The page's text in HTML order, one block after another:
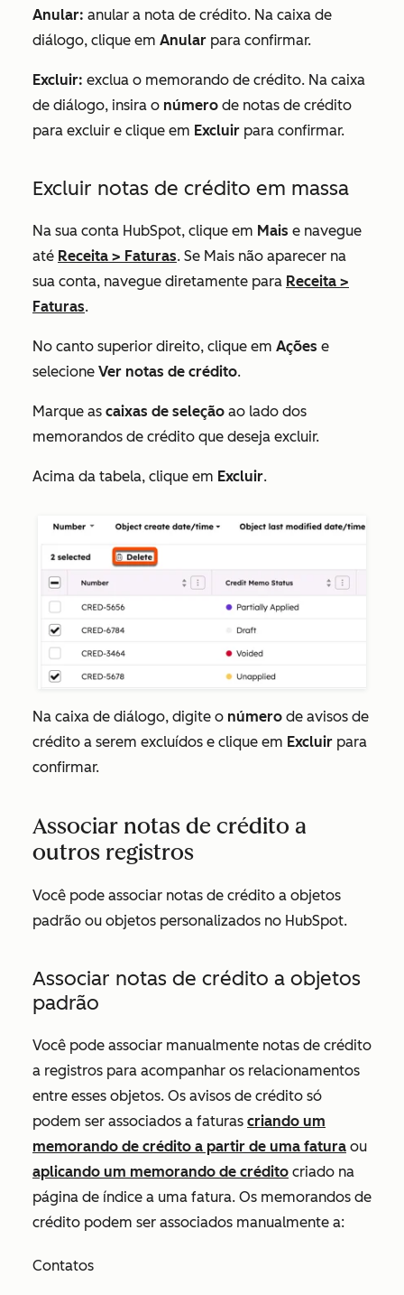
Anular: anular a nota de crédito. Na caixa de
diálogo, clique em Anular para confirmar.
Excluir: exclua o memorando de crédito. Na caixa
de diálogo, insira o número de notas de crédito
para excluir e clique em Excluir para confirmar.
Excluir notas de crédito em massa
Na sua conta HubSpot, clique em Mais e navegue
até Receita > Faturas. Se Mais não aparecer na
sua conta, navegue diretamente para Receita >
Faturas.
No canto superior direito, clique em Ações e
selecione Ver notas de crédito.
Marque as caixas de seleção ao lado dos
memorandos de crédito que deseja excluir.
Acima da tabela, clique em Excluir.
Na caixa de diálogo, digite o número de avisos de
crédito a serem excluídos e clique em Excluir para
confirmar.
Associar notas de crédito a
outros registros
Você pode associar notas de crédito a objetos
padrão ou objetos personalizados no HubSpot.
Associar notas de crédito a objetos
padrão
Você pode associar manualmente notas de crédito
a registros para acompanhar os relacionamentos
entre esses objetos. Os avisos de crédito só
podem ser associados a faturas criando um
memorando de crédito a partir de uma fatura ou
aplicando um memorando de crédito criado na
página de índice a uma fatura. Os memorandos de
crédito podem ser associados manualmente a:
Contatos